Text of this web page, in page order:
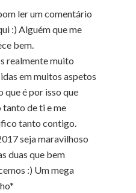
ler um comentário
:) Alguém que me
bem.
realmente muito
em muitos aspetos
que é por isso que
tanto de ti e me
tanto contigo.
seja maravilhoso
duas que bem
:) Um mega